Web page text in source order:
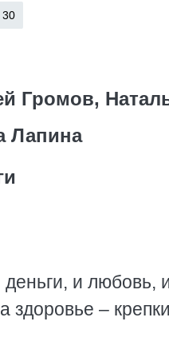
30
Громов,
Лапина
и любовь,
здоровье –